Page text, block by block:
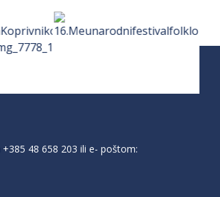
+385 48 658 203 ili e- poštom: